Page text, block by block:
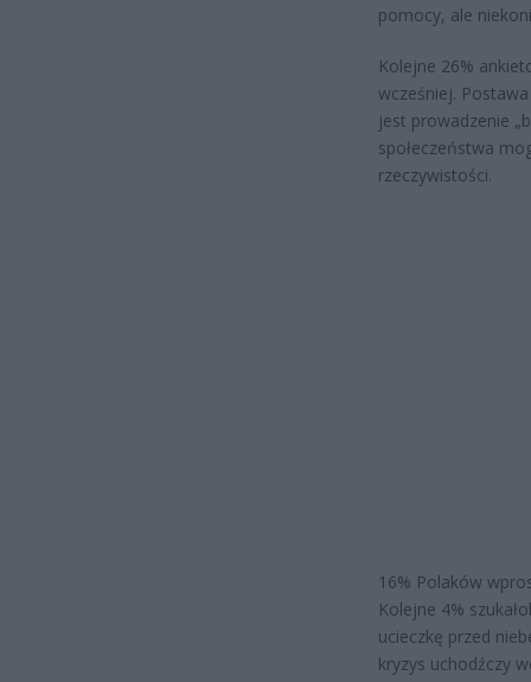
pomocy, ale
Kolejne 26%
wcześniej.
jest prowadzenie
społeczeństwa
rzeczywistości.
16% Polaków
Kolejne 4%
ucieczkę przed
kryzys uchodźczy